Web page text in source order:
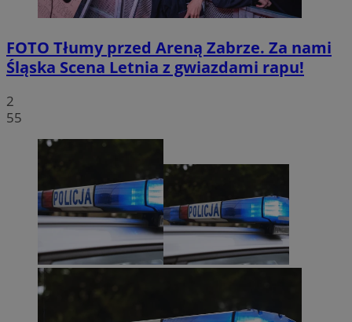
FOTO Tłumy przed Areną Zabrze. Za nami
Śląska Scena Letnia z gwiazdami rapu!
2
55